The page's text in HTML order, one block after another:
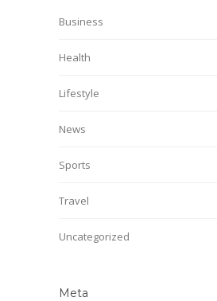
Business
Health
Lifestyle
News
Sports
Travel
Uncategorized
Meta